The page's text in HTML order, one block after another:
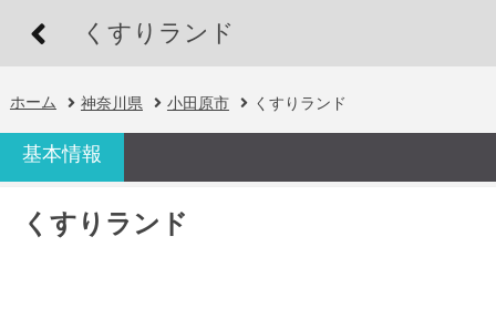
くすりランド
ホーム 神奈川県 小田原市 くすりランド
基本情報
くすりランド